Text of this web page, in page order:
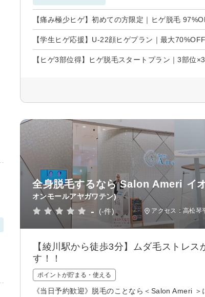
【痛み極少ヒゲ】初めての方限定｜ヒゲ脱毛
【学生ヒゲ応援】U-22顔ヒゲプラン｜最大
【ヒゲ3部位得】ヒゲ脱毛スタートプラン｜3部位
全身脱毛するなら Salon Ameri イ
オンモールアヤガワテン)
- (-件) アクセス：高松琴
【綾川駅から徒歩3分】ムダ毛ストレ
す！！
ポイントが貯まる・使える
《当日予約歓迎》脱毛のことなら＜Salon Ameri